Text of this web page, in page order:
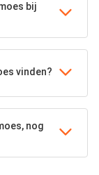
bij
vinden?
nog